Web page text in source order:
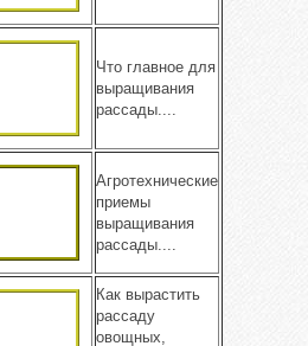
Что главное для
выращивания
рассады....
Агротехнические
приемы
выращивания
рассады....
Как вырастить
рассаду
овощных,